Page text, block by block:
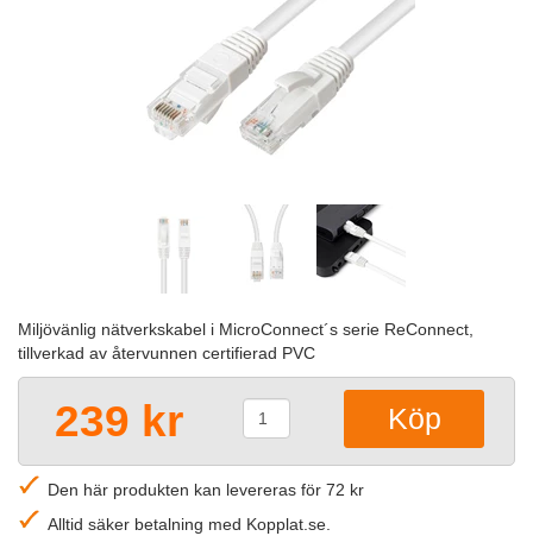
Miljövänlig nätverkskabel i MicroConnect´s serie ReConnect,
tillverkad av återvunnen certifierad PVC
239 kr
Den här produkten kan levereras för 72 kr
Alltid säker betalning med Kopplat.se.